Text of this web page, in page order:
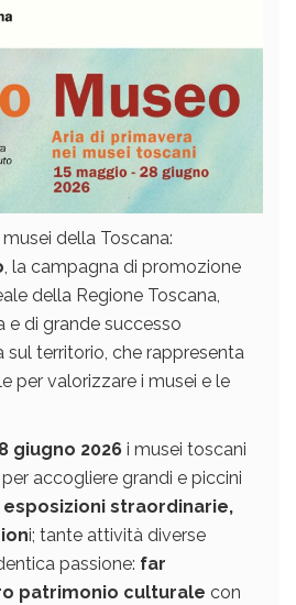
della Toscana:
, la campagna di promozione
della Regione Toscana,
e di grande successo
sul territorio, che rappresenta
per valorizzare i musei e le
giugno 2026 i musei toscani
accogliere grandi e piccini
straordinarie,
i; tante attività diverse
passione: far
patrimonio culturale con